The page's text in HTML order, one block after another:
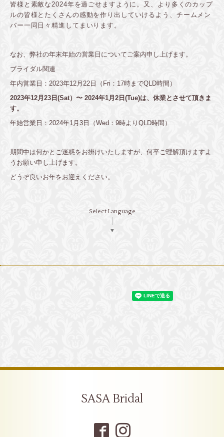
皆様と素敵な2024年を過ごせますように。又、より多くのカップ
ルの皆様とたくさんの感動を作り出していけるよう、チームメン
バー一同日々精進してまいります。
なお、弊社の年末年始の営業日についてご案内申し上げます。
ブライダル関連
年内営業日： 2023年12月 22 日（ Fri ： 17時までQLD時間）
2023年12月23 日 (Sat）〜 2024年1月 2 日 (Tue)は、休業とさせて頂きま
す。
年始営業日： 2024年1月 3 日（Wed ： 9時より QLD時間）
期間中は何かとご迷惑をお掛けいたしますが、何卒ご理解頂けますよ
うお願い申し上げます。
どうぞ良いお年をお迎えください。
Select Language
▼
SASA Bridal